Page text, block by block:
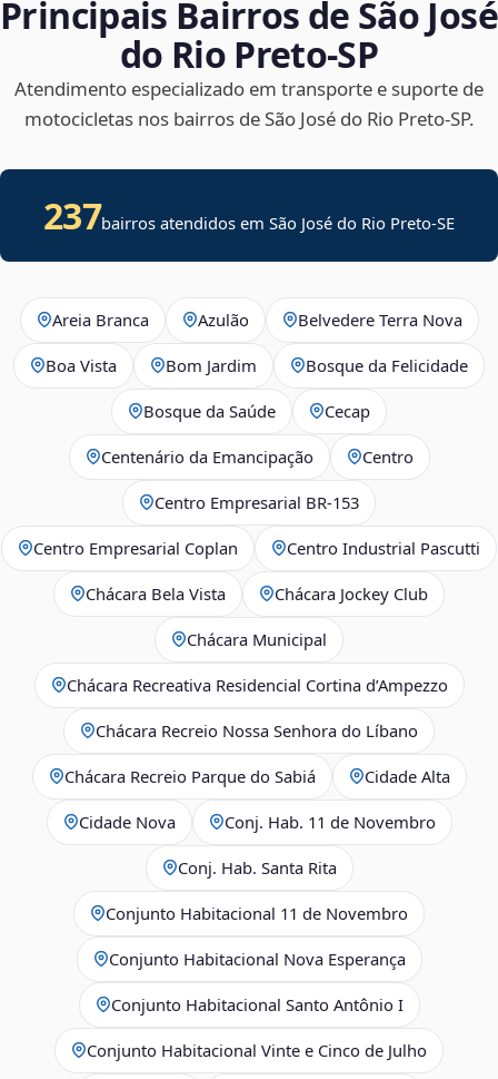
Principais Bairros de São José
do Rio Preto‑SP
Atendimento especializado em transporte e suporte de
motocicletas nos bairros de São José do Rio Preto‑SP.
237bairros atendidos emSão José do Rio Preto-SE
Areia Branca Azulão Belvedere Terra Nova
Boa Vista Bom Jardim Bosque da Felicidade
Bosque da Saúde Cecap
Centenário da Emancipação Centro
Centro Empresarial BR-153
Centro Empresarial Coplan Centro Industrial Pascutti
Chácara Bela Vista Chácara Jockey Club
Chácara Municipal
Chácara Recreativa Residencial Cortina d’Ampezzo
Chácara Recreio Nossa Senhora do Líbano
Chácara Recreio Parque do Sabiá Cidade Alta
Cidade Nova Conj. Hab. 11 de Novembro
Conj. Hab. Santa Rita
Conjunto Habitacional 11 de Novembro
Conjunto Habitacional Nova Esperança
Conjunto Habitacional Santo Antônio I
Conjunto Habitacional Vinte e Cinco de Julho